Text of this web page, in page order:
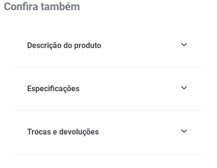
Confira também
Descrição do produto
Especificações
Trocas e devoluções